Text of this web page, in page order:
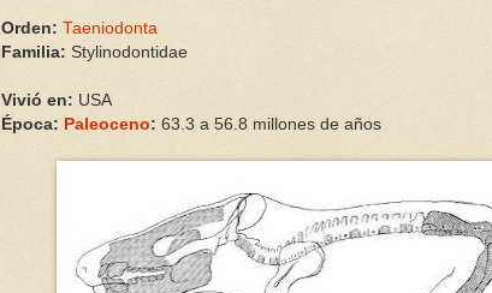
Orden: Taeniodonta
Familia: Stylinodontidae
Vivió en: USA
Época: Paleoceno: 63.3 a 56.8 millones de años